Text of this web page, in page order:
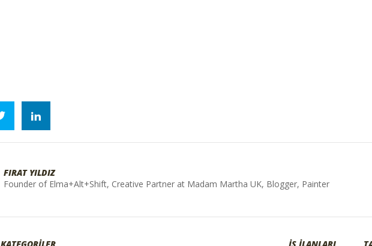
FIRAT YILDIZ
Founder of Elma+Alt+Shift, Creative Partner at Madam Martha UK, Blogger, Painter